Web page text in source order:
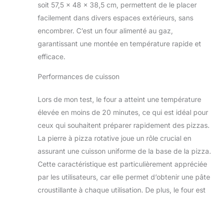
cuisson constante
jusqu'à 450 °C,
résultats de
cuisson en 60
des résultats de
cuisson
homogènes et extra
croustillants Design
cm x 38,5 cm x 57,5
cm / 19 kg / taille de
la pierre à pizza : 33
cm de diamètre
soit 57,5 x 48 x 38,5 cm, permettent de le placer
facilement dans divers espaces extérieurs, sans
encombrer. C’est un four alimenté au gaz,
garantissant une montée en température rapide et
efficace.
Performances de cuisson
Lors de mon test, le four a atteint une température
élevée en moins de 20 minutes, ce qui est idéal pour
ceux qui souhaitent préparer rapidement des pizzas.
La pierre à pizza rotative joue un rôle crucial en
assurant une cuisson uniforme de la base de la pizza.
Cette caractéristique est particulièrement appréciée
par les utilisateurs, car elle permet d’obtenir une pâte
croustillante à chaque utilisation. De plus, le four est